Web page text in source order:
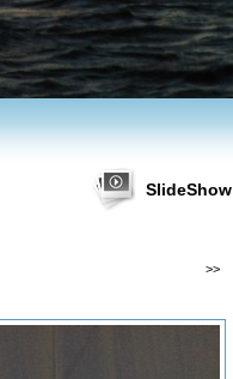
SlideShow
>>